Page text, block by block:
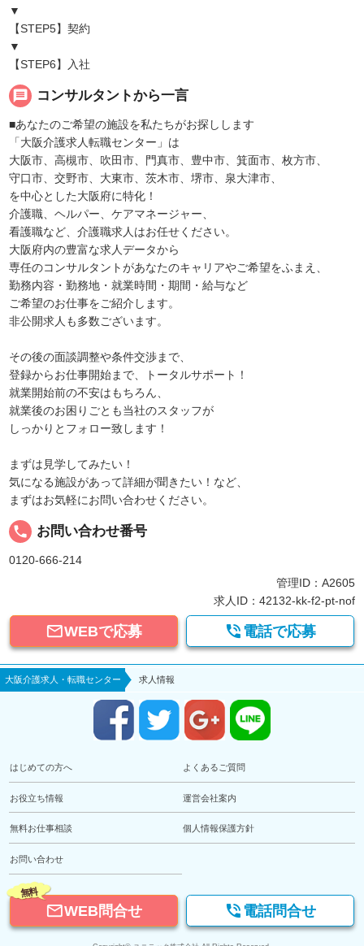
▼
【STEP5】契約
▼
【STEP6】入社
message コンサルタントから一言
■あなたのご希望の施設を私たちがお探しします
「大阪介護求人転職センター」は
大阪市、高槻市、吹田市、門真市、豊中市、箕面市、枚方市、
守口市、交野市、大東市、茨木市、堺市、泉大津市、
を中心とした大阪府に特化！
介護職、ヘルパー、ケアマネージャー、
看護職など、介護職求人はお任せください。
大阪府内の豊富な求人データから
専任のコンサルタントがあなたのキャリアやご希望をふまえ、
勤務内容・勤務地・就業時間・期間・給与など
ご希望のお仕事をご紹介します。
非公開求人も多数ございます。
その後の面談調整や条件交渉まで、
登録からお仕事開始まで、トータルサポート！
就業開始前の不安はもちろん、
就業後のお困りごとも当社のスタッフが
しっかりとフォロー致します！
まずは見学してみたい！
気になる施設があって詳細が聞きたい！など、
まずはお気軽にお問い合わせください。
local_phone お問い合わせ番号
0120-666-214
管理ID：A2605
求人ID：42132-kk-f2-pt-nof
WEBで応募  電話で応募
大阪介護求人・転職センター 求人情報
はじめての方へ よくあるご質問
お役立ち情報 運営会社案内
無料お仕事相談 個人情報保護方針
お問い合わせ
無料
WEB問合せ  電話問合せ